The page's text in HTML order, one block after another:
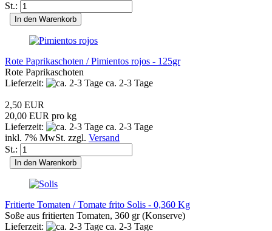
St.:
In den Warenkorb
Rote Paprikaschoten / Pimientos rojos - 125gr
Rote Paprikaschoten
Lieferzeit:
ca. 2-3 Tage
2,50 EUR
20,00 EUR pro kg
Lieferzeit:
ca. 2-3 Tage
inkl. 7% MwSt. zzgl. Versand
St.:
In den Warenkorb
Fritierte Tomaten / Tomate frito Solis - 0,360 Kg
Soße aus fritierten Tomaten, 360 gr (Konserve)
Lieferzeit:
ca. 2-3 Tage